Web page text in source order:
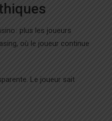
: plus les joueurs
où le joueur continue
Le joueur sait